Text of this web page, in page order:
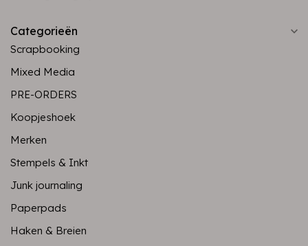
Categorieën
Scrapbooking
Mixed Media
PRE-ORDERS
Koopjeshoek
Merken
Stempels & Inkt
Junk journaling
Paperpads
Haken & Breien